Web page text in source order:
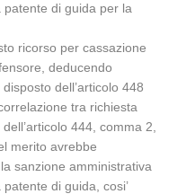
di guida per la
ricorso per cassazione
deducendo
dell’articolo 448
tra richiesta
444, comma 2,
merito avrebbe
sanzione amministrativa
di guida, cosi’